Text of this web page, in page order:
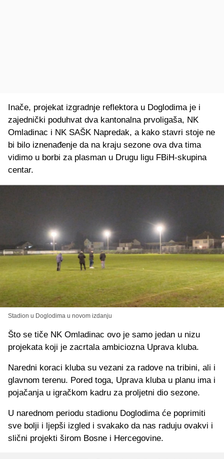
Inače, projekat izgradnje reflektora u Doglodima je i
zajednički poduhvat dva kantonalna prvoligaša, NK
Omladinac i NK SAŠK Napredak, a kako stavri stoje ne
bi bilo iznenađenje da na kraju sezone ova dva tima
vidimo u borbi za plasman u Drugu ligu FBiH-skupina
centar.
Stadion u Doglodima u novom izdanju
Što se tiče NK Omladinac ovo je samo jedan u nizu
projekata koji je zacrtala ambiciozna Uprava kluba.
Naredni koraci kluba su vezani za radove na tribini, ali i
glavnom terenu. Pored toga, Uprava kluba u planu ima i
pojačanja u igračkom kadru za proljetni dio sezone.
U narednom periodu stadionu Doglodima će poprimiti
sve bolji i ljepši izgled i svakako da nas raduju ovakvi i
slični projekti širom Bosne i Hercegovine.